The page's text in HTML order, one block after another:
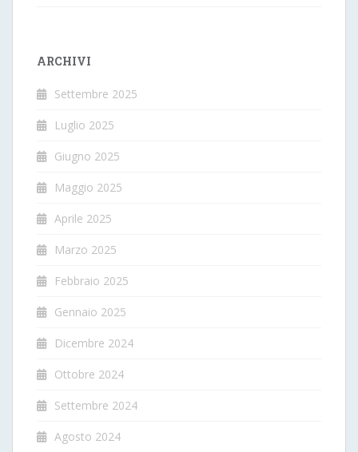
ARCHIVI
Settembre 2025
Luglio 2025
Giugno 2025
Maggio 2025
Aprile 2025
Marzo 2025
Febbraio 2025
Gennaio 2025
Dicembre 2024
Ottobre 2024
Settembre 2024
Agosto 2024